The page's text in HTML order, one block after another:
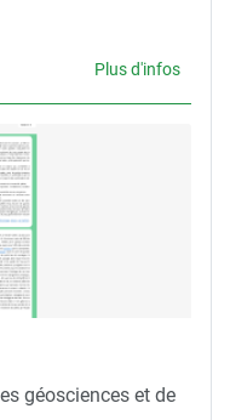
Plus d'infos
géosciences et de